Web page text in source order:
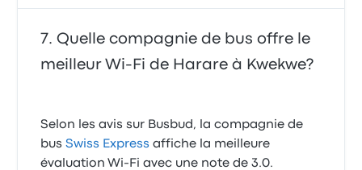
Quelle compagnie de bus offre le
meilleur Wi-Fi de Harare à Kwekwe?
Selon les avis sur Busbud, la compagnie de
busSwiss Express affiche la meilleure
évaluation Wi-Fi avec une note de 3.0.